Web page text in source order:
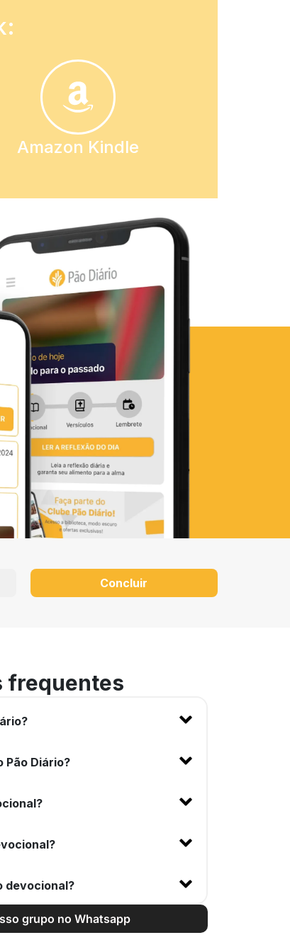
Amazon Kindle
Concluir
frequentes
Pão Diário?
devocional?
grupo no Whatsapp